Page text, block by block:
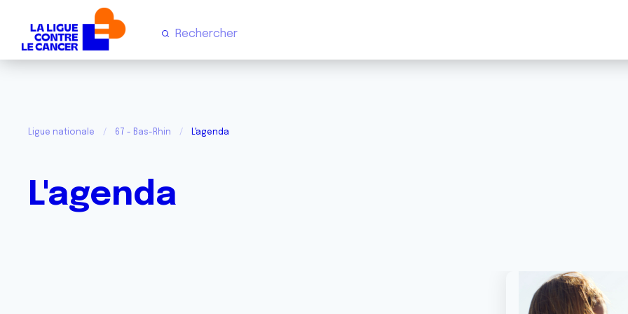
Ligue nationale 67 - Bas-Rhin L'agenda
L'agenda